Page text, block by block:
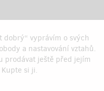
dobrý“ vyprávím o svých
a nastavování vztahů.
prodávat ještě před jejím
si ji.